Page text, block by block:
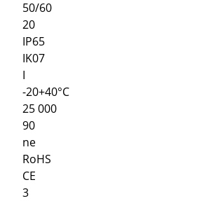
50/60
20
IP65
IK07
I
-20+40°C
25 000
90
ne
RoHS
CE
3